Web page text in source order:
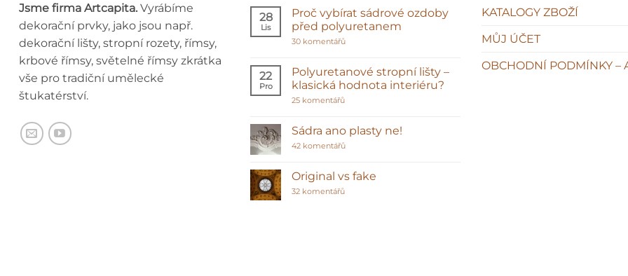
Jsme firma Artcapita. Vyrábíme
dekorační prvky, jako jsou např.
dekorační lišty, stropní rozety, římsy,
krbové římsy, světelné římsy zkrátka
vše pro tradiční umělecké
štukatérství.
28
Lis
Proč vybírat sádrové ozdoby
před polyuretanem
30 komentářůu
názvem
Proč
vybírat
22
Pro
Polyuretanové stropní lišty –
klasická hodnota interiéru?
25 komentářůu
názvem
Polyuretanové
stropní
klasická
hodnota
interiéru?
Sádra ano plasty ne!
42 komentářůu
názvem
Sádra
Original vs fake
32 komentářůu
KATALOGY ZBOŽÍ
MŮJ ÚČET
OBCHODNÍ PODMÍNKY –